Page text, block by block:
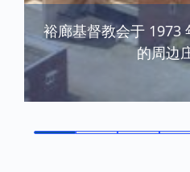
裕廊基督教会于 1973
的周边